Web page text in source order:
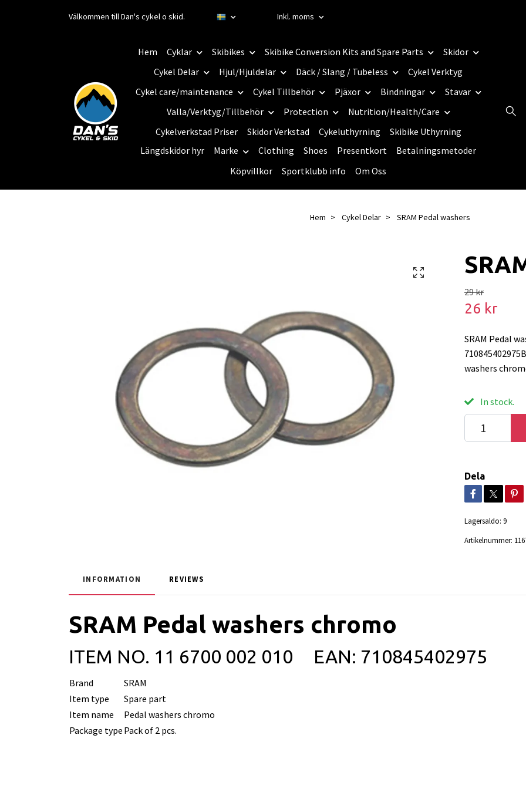
Välkommen till Dan's cykel o skid. Inkl. moms
Hem Cyklar Skibikes Skibike Conversion Kits and Spare Parts
Skidor
Cykel Delar
Hjul/Hjuldelar Däck / Slang / Tubeless
Cykel Verktyg
Cykel care/maintenance
Cykel Tillbehör Pjäxor Bindningar
Stavar
Valla/Verktyg/Tillbehör
Protection
Nutrition/Health/Care
Cykelverkstad Priser
Skidor Verkstad Cykeluthyrning
Skibike Uthyrning
Längdskidor hyr
Marke Clothing Shoes Presentkort
Betalningsmetoder
Köpvillkor
Sportklubb info Om Oss
Hem Cykel Delar SRAM Pedal washers
29 kr
26 kr
SRAM Pedal
washers
In stock.
Dela
Lagersaldo: 9
Artikelnummer:
INFORMATION REVIEWS
SRAM Pedal washers chromo
ITEM NO. 11 6700 002 010 EAN: 710845402975
Brand
SRAM
Item type
Spare part
Item name
Pedal washers chromo
Package type Pack of 2 pcs.